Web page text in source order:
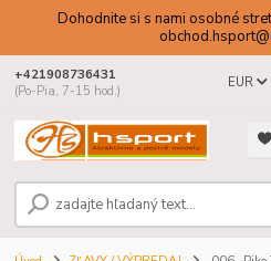
Dohodnite si s nami osobné
EUR
+421908736431
(Po-Pia, 7-15 hod.)